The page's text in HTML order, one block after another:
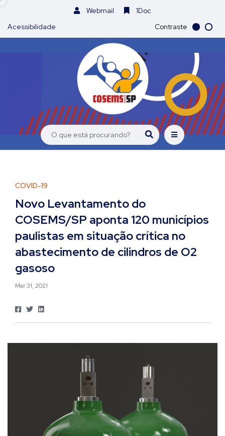
Webmail
1Doc
Acessibilidade
Contraste
COVID-19
Novo Levantamento do
COSEMS/SP aponta 120 municípios
paulistas em situação crítica no
abastecimento de cilindros de O2
gasoso
Mar 31, 2021